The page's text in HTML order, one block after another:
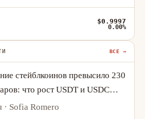
$0.9997
0.00%
ВСЕ →
стейблкоинов превысило 230
что рост USDT и USDC
на криптовалюту
· Sofia Romero